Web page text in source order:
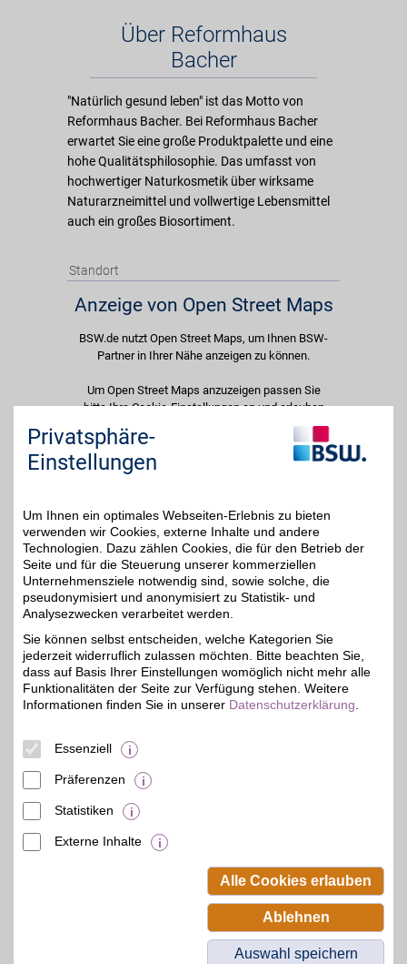
Über Reformhaus
Bacher
"Natürlich gesund leben" ist das Motto von
Reformhaus Bacher. Bei Reformhaus Bacher
erwartet Sie eine große Produktpalette und eine
hohe Qualitätsphilosophie. Das umfasst von
hochwertiger Naturkosmetik über wirksame
Naturarzneimittel und vollwertige Lebensmittel
auch ein großes Biosortiment.
Standort
Anzeige von Open Street Maps
BSW.de nutzt Open Street Maps, um Ihnen BSW-
Partner in Ihrer Nähe anzeigen zu können.
Um Open Street Maps anzuzeigen passen Sie
bitte Ihre Cookie-Einstellungen an und erlauben
Sie "Externe Inhalte". Diese Auswahl können Sie
jederzeit über die Cookie-Einstellungen im
unteren Seitenbereich ändern.
Adresse
Aachener Str. 505
50933 Köln
Filialen in der Nähe
Beamten-Selbsthilfewerk GmbH.
Privatsphäre-
Einstellungen
Um Ihnen ein optimales Webseiten-Erlebnis zu bieten
verwenden wir Cookies, externe Inhalte und andere
Technologien. Dazu zählen Cookies, die für den Betrieb der
Seite und für die Steuerung unserer kommerziellen
Unternehmensziele notwendig sind, sowie solche, die
pseudonymisiert und anonymisiert zu Statistik- und
Analysezwecken verarbeitet werden.
Sie können selbst entscheiden, welche Kategorien Sie
jederzeit widerruflich zulassen möchten. Bitte beachten Sie,
dass auf Basis Ihrer Einstellungen womöglich nicht mehr alle
Funktionalitäten der Seite zur Verfügung stehen. Weitere
Informationen finden Sie in unserer Datenschutzerklärung
Essenziell
Präferenzen
Statistiken
Externe Inhalte
Alle Cookies erlauben
Ablehnen
Auswahl speichern